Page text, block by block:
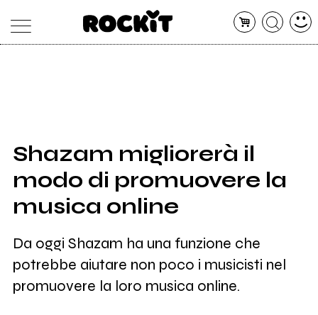
SHOP
RADIO
Shazam migliorerà il
modo di promuovere la
musica online
Da oggi Shazam ha una funzione che
potrebbe aiutare non poco i musicisti nel
promuovere la loro musica online.